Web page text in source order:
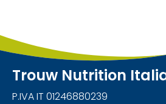
Trouw Nutrition
P.IVA IT 01246880239